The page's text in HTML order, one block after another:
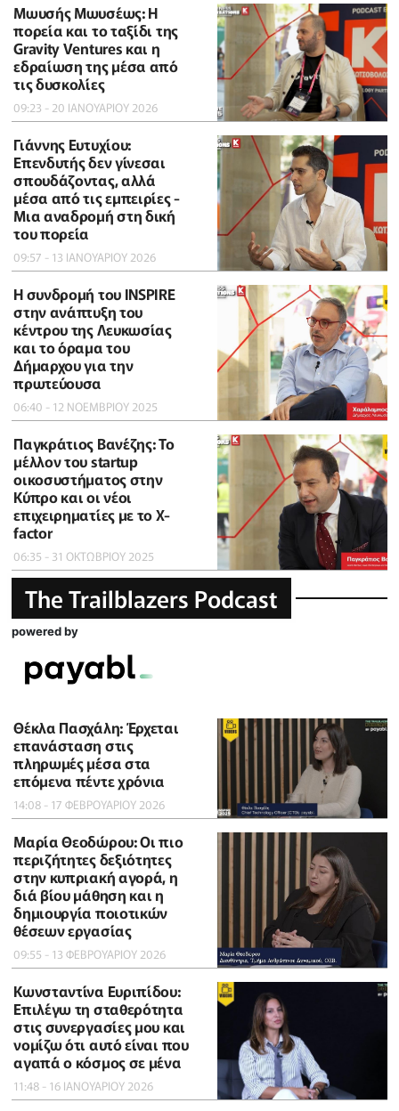
Μωυσής Μωυσέως: Η
πορεία και το ταξίδι της
Gravity Ventures και η
εδραίωση της μέσα από
τις δυσκολίες
09:23 - 20 ΙΑΝΟΥΑΡΙΟΥ 2026
Γιάννης Ευτυχίου:
Επενδυτής δεν γίνεσαι
σπουδάζοντας, αλλά
μέσα από τις εμπειρίες -
Μια αναδρομή στη δική
του πορεία
09:57 - 13 ΙΑΝΟΥΑΡΙΟΥ 2026
Η συνδρομή του INSPIRE
στην ανάπτυξη του
κέντρου της Λευκωσίας
και το όραμα του
Δήμαρχου για την
πρωτεύουσα
06:40 - 12 ΝΟΕΜΒΡΙΟΥ 2025
Παγκράτιος Βανέζης: Το
μέλλον του startup
οικοσυστήματος στην
Κύπρο και οι νέοι
επιχειρηματίες με το X-
factor
06:35 - 31 ΟΚΤΩΒΡΙΟΥ 2025
The Trailblazers Podcast
powered by
Θέκλα Πασχάλη: Έρχεται
επανάσταση στις
πληρωμές μέσα στα
επόμενα πέντε χρόνια
14:08 - 17 ΦΕΒΡΟΥΑΡΙΟΥ 2026
Μαρία Θεοδώρου: Οι πιο
περιζήτητες δεξιότητες
στην κυπριακή αγορά, η
διά βίου μάθηση και η
δημιουργία ποιοτικών
θέσεων εργασίας
09:55 - 13 ΦΕΒΡΟΥΑΡΙΟΥ 2026
Κωνσταντίνα Ευριπίδου:
Επιλέγω τη σταθερότητα
στις συνεργασίες μου και
νομίζω ότι αυτό είναι που
αγαπά ο κόσμος σε μένα
11:48 - 16 ΙΑΝΟΥΑΡΙΟΥ 2026